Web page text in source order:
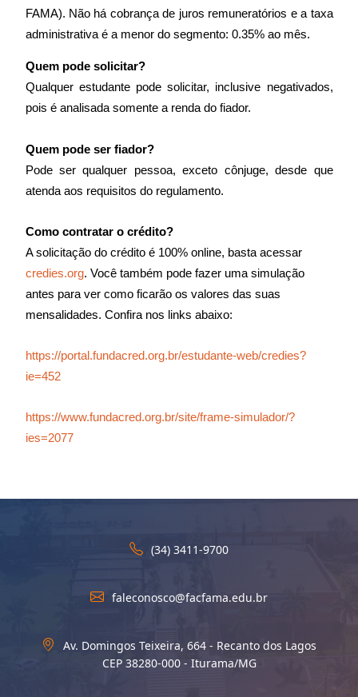
FAMA). Não há cobrança de juros remuneratórios e a taxa
administrativa é a menor do segmento: 0.35% ao mês.
Quem pode solicitar?
Qualquer estudante pode solicitar, inclusive negativados,
pois é analisada somente a renda do fiador.
Quem pode ser fiador?
Pode ser qualquer pessoa, exceto cônjuge, desde que
atenda aos requisitos do regulamento.
Como contratar o crédito?
A solicitação do crédito é 100% online, basta acessar
credies.org. Você também pode fazer uma simulação
antes para ver como ficarão os valores das suas
mensalidades. Confira nos links abaixo:
https://portal.fundacred.org.br/estudante-web/credies?
ie=452
https://www.fundacred.org.br/site/frame-simulador/?
ies=2077
(34) 3411-9700
faleconosco@facfama.edu.br
Av. Domingos Teixeira, 664 - Recanto dos Lagos
CEP 38280-000 - Iturama/MG